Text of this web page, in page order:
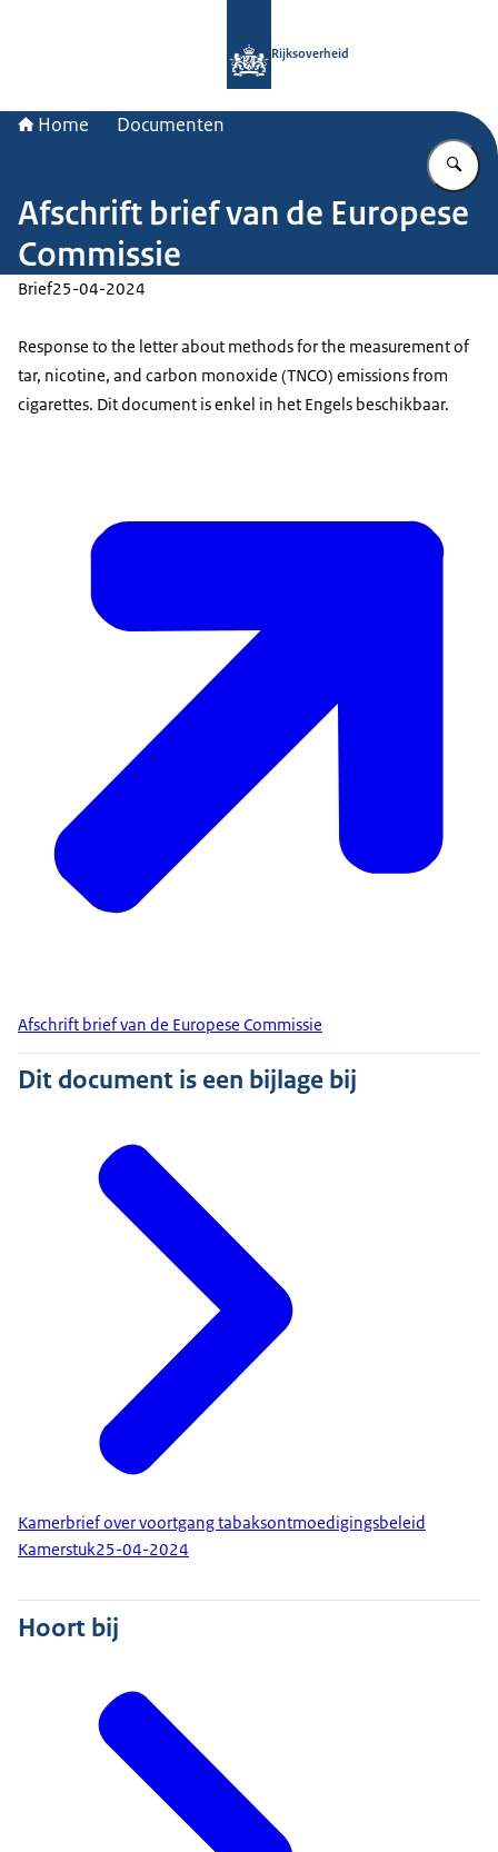
Rijksoverheid
Home Documenten
Afschrift brief van de Europese
Commissie
Brief25-04-2024
Response to the letter about methods for the measurement of
tar, nicotine, and carbon monoxide (TNCO) emissions from
cigarettes. Dit document is enkel in het Engels beschikbaar.
Afschrift brief van de Europese Commissie
Dit document is een bijlage bij
Kamerbrief over voortgang tabaksontmoedigingsbeleid
Kamerstuk25-04-2024
Hoort bij